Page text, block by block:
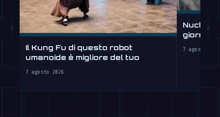
Il Kung Fu di questo robot
umanoide è migliore del tuo
7 agosto 2026
Nucleus
giorni,
7 agosto